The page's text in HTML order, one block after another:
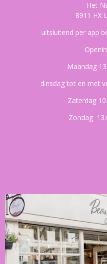
Het
8911 HX
uitsluitend per app
Maandag
dinsdag tot en met
Zaterdag
Zondag